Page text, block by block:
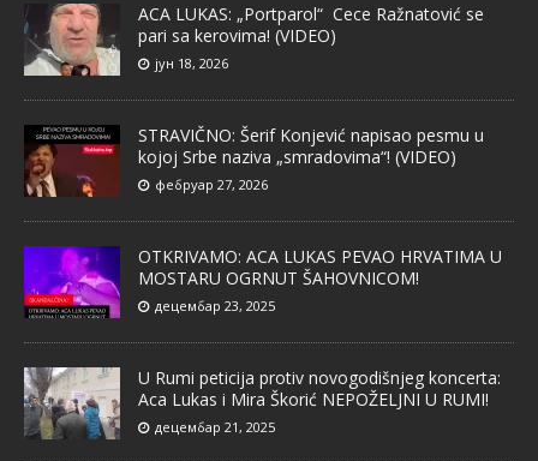
ACA LUKAS: „Portparol“ Cece Ražnatović se
pari sa kerovima! (VIDEO)
јун 18, 2026
STRAVIČNO: Šerif Konjević napisao pesmu u
kojoj Srbe naziva „smradovima“! (VIDEO)
фебруар 27, 2026
OTKRIVAMO: ACA LUKAS PEVAO HRVATIMA U
MOSTARU OGRNUT ŠAHOVNICOM!
децембар 23, 2025
U Rumi peticija protiv novogodišnjeg koncerta:
Aca Lukas i Mira Škorić NEPOŽELJNI U RUMI!
децембар 21, 2025